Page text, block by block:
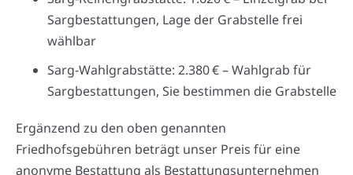
Sargbestattungen, Lage der Grabstelle frei
wählbar
Sarg-Wahlgrabstätte: 2.380 € – Wahlgrab für
Sargbestattungen, Sie bestimmen die Grabstelle
Ergänzend zu den oben genannten
Friedhofsgebühren beträgt unser Preis für eine
anonyme Bestattung als Bestattungsunternehmen